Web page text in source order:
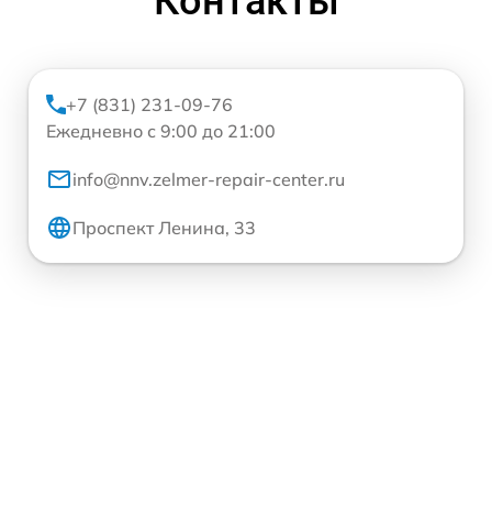
+7 (831) 231-09-76
Ежедневно с 9:00 до 21:00
info@nnv.zelmer-repair-center.ru
Проспект Ленина, 33